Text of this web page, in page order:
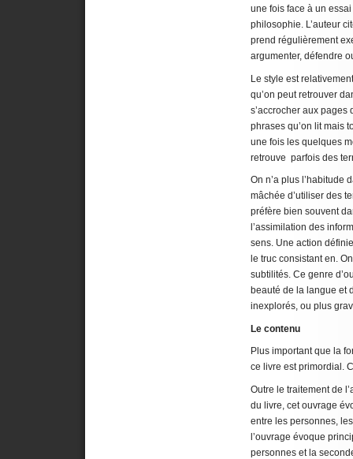
une fois face à un
philosophie. L’auteur
prend régulièrement
argumenter, défendre
Le style est
qu’on peut retrouver
s’accrocher aux
phrases qu’on lit mais
une fois les quelques
retrouve parfois des
On n’a plus l’habitude
mâchée d’utiliser des
préfère bien souvent
l’assimilation des
sens. Une action
le truc consistant en.
subtilités. Ce genre
beauté de la langue et
inexplorés, ou plus
Le contenu
Plus important que la
ce livre est primordial.
Outre le traitement de
du livre, cet ouvrage
entre les personnes,
l’ouvrage évoque
personnes et la